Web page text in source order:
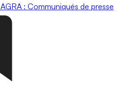
AGRA : Communiqués de presse